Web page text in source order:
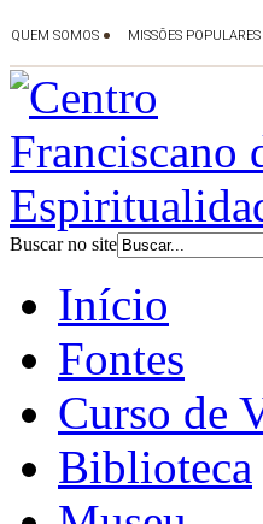
Buscar no site
Início
Fontes
Curso de
Biblioteca